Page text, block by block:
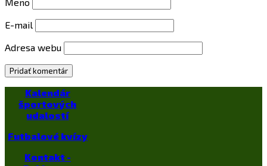
E-mail
Adresa webu
Kalendár
športových
udalostí
Futbalové kvízy
Kontakt -